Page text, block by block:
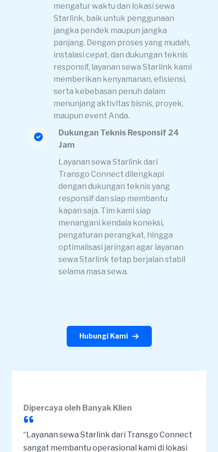
mengatur waktu dan lokasi sewa
Starlink, baik untuk penggunaan
jangka pendek maupun jangka
panjang. Dengan proses yang mudah,
instalasi cepat, dan dukungan teknis
responsif, layanan sewa Starlink kami
memberikan kenyamanan, efisiensi,
serta kebebasan penuh dalam
menunjang aktivitas bisnis, proyek,
maupun event Anda.
Dukungan Teknis Responsif 24
Jam
Layanan sewa Starlink dari
Transgo Connect dilengkapi
dengan dukungan teknis yang
responsif dan siap membantu
kapan saja. Tim kami siap
menangani kendala koneksi,
pengaturan perangkat, hingga
optimalisasi jaringan agar layanan
sewa Starlink tetap berjalan stabil
selama masa sewa.
Hubungi Kami
Dipercaya oleh Banyak Klien
“Layanan sewa Starlink dari Transgo Connect
sangat membantu operasional kami di lokasi